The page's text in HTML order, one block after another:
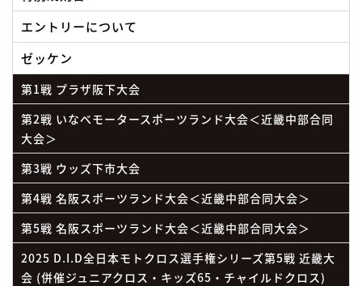
エントリーについて
ゼッケン
第1戦 プラザ阪下大会
第2戦 いなべモータースポーツランド大会＜近畿中部合同
大会＞
第3戦 ウッズ下市大会
第4戦 名阪スポーツランド大会＜近畿中部合同大会＞
第5戦 名阪スポーツランド大会＜近畿中部合同大会＞
2025 D.I.D全日本モトクロス選手権シリーズ第5戦 近畿大
会 (併催ジュニアクロス・キッズ65・チャイルドクロス)